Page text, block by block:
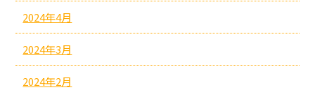
2024年4月
2024年3月
2024年2月